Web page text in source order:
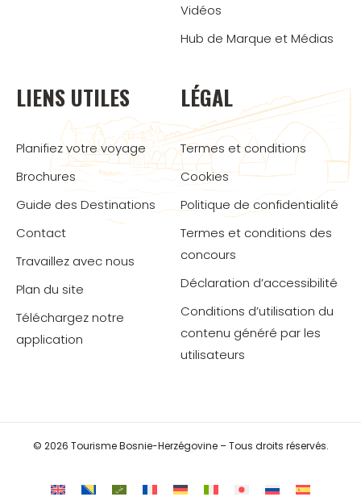
Vidéos
Hub de Marque et Médias
LIENS UTILES
Planifiez votre voyage
Brochures
Guide des Destinations
Contact
Travaillez avec nous
Plan du site
Téléchargez notre
application
LÉGAL
Termes et conditions
Cookies
Politique de confidentialité
Termes et conditions des
concours
Déclaration d’accessibilité
Conditions d’utilisation du
contenu généré par les
utilisateurs
© 2026 Tourisme Bosnie-Herzégovine – Tous droits réservés.